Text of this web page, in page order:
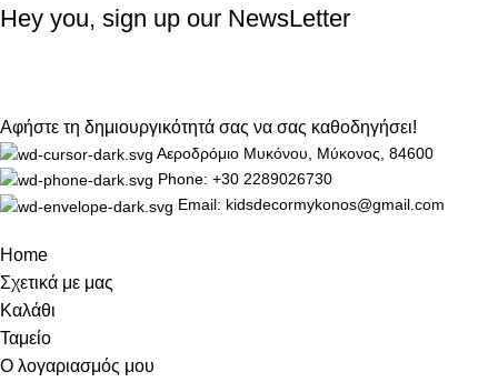
Hey you, sign up our NewsLetter
Αφήστε τη δημιουργικότητά σας να σας καθοδηγήσει!
Αεροδρόμιο Μυκόνου, Μύκονος, 84600
Phone: +30 2289026730
Email: kidsdecormykonos@gmail.com
Home
Σχετικά με μας
Καλάθι
Ταμείο
Ο λογαριασμός μου